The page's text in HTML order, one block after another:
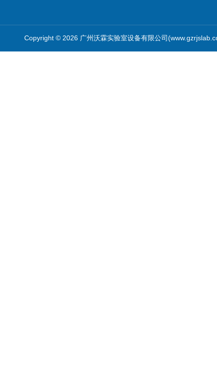
Copyright © 2026 广州沃霖实验室设备有限公司